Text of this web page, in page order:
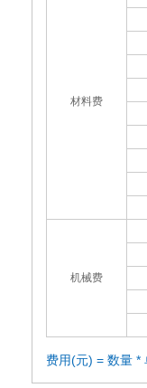
材料费
机械费
费用(元) = 数量 *